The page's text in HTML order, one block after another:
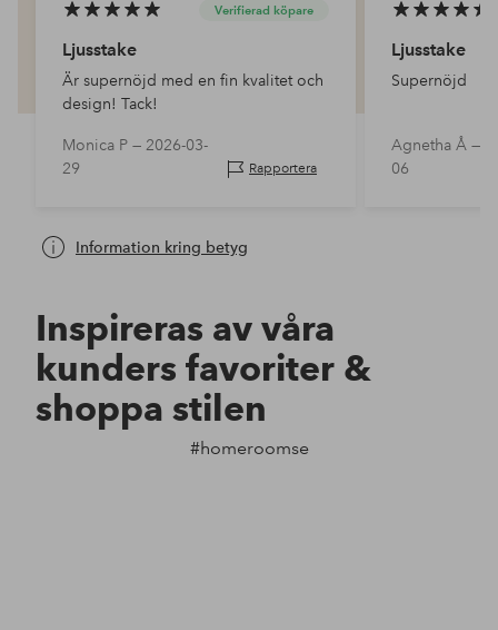
Verifierad köpare
Ljusstake
Är supernöjd med en fin kvalitet och
design! Tack!
Monica P — 2026-03-
29
Rapportera
Ljusstake
Supernöjd
Agnetha Å —
06
Information kring betyg
Inspireras av våra
kunders favoriter &
shoppa stilen
#homeroomse